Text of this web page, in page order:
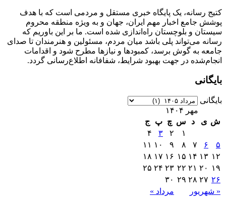
کتیج رسانه، یک پایگاه خبری مستقل و مردمی است که با هدف
پوشش جامع اخبار مهم ایران، جهان و به ویژه منطقه محروم
سیستان و بلوچستان راه‌اندازی شده است. ما بر این باوریم که
رسانه می‌تواند پلی باشد میان مردم، مسئولین و هنرمندان تا صدای
جامعه به گوش برسد، کمبودها و نیازها مطرح شود و اقدامات
انجام‌شده در جهت بهبود شرایط، شفافانه اطلاع‌رسانی گردد.
بایگانی
بایگانی
مهر ۱۴۰۴
ش ی د س چ پ ج
« شهریور مرداد »
۱ ۲ ۳
۴
۵
۶ ۷ ۸ ۹ ۱۰ ۱۱
۱۲ ۱۳ ۱۴ ۱۵ ۱۶ ۱۷ ۱۸
۱۹
۲۰ ۲۱ ۲۲ ۲۳ ۲۴ ۲۵
۲۶ ۲۷ ۲۸ ۲۹ ۳۰